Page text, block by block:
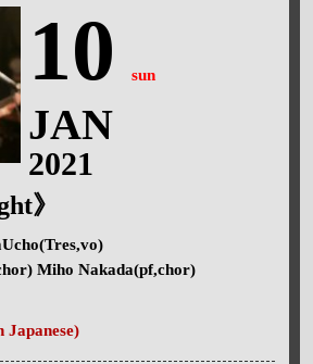
10 sun
JAN
2021
》
Miho Nakada(pf,chor)